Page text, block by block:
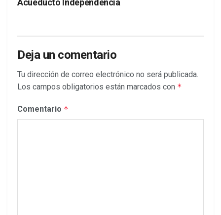
Acueducto Independencia
Deja un comentario
Tu dirección de correo electrónico no será publicada.
Los campos obligatorios están marcados con *
Comentario *